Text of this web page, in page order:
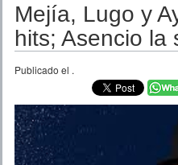
TEMPORADAS
Mejía, Lugo y
hits; Asencio la
Publicado el .